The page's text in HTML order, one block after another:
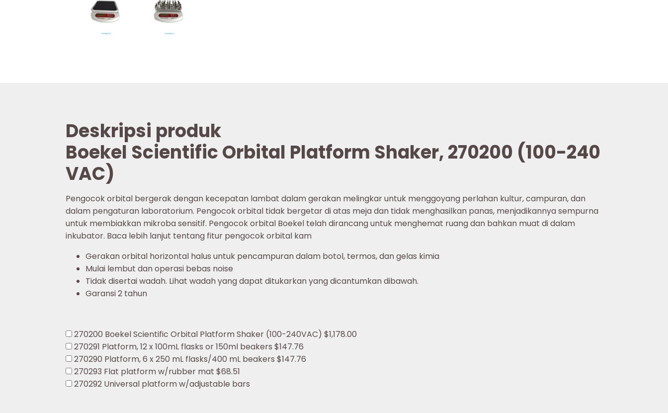
Deskripsi produk
Boekel Scientific Orbital Platform Shaker, 270200 (100-240
VAC)
Pengocok orbital bergerak dengan kecepatan lambat dalam gerakan melingkar untuk menggoyang perlahan kultur, campuran, dan
dalam pengaturan laboratorium. Pengocok orbital tidak bergetar di atas meja dan tidak menghasilkan panas, menjadikannya sempurna
untuk membiakkan mikroba sensitif. Pengocok orbital Boekel telah dirancang untuk menghemat ruang dan bahkan muat di dalam
inkubator. Baca lebih lanjut tentang fitur pengocok orbital kam
Gerakan orbital horizontal halus untuk pencampuran dalam botol, termos, dan gelas kimia
Mulai lembut dan operasi bebas noise
Tidak disertai wadah. Lihat wadah yang dapat ditukarkan yang dicantumkan dibawah.
Garansi 2 tahun
270200 Boekel Scientific Orbital Platform Shaker (100-240VAC) $1,178.00
270291 Platform, 12 x 100mL flasks or 150ml beakers $147.76
270290 Platform, 6 x 250 mL flasks/400 mL beakers $147.76
270293 Flat platform w/rubber mat $68.51
270292 Universal platform w/adjustable bars